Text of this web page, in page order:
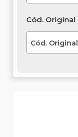
Cód. Original
Cód. Original